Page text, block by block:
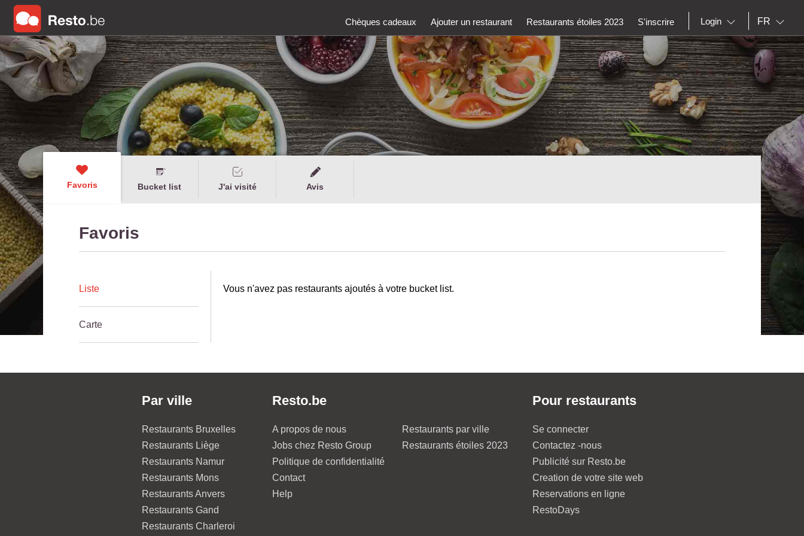
Chèques cadeaux Ajouter un restaurant Restaurants étoiles 2023 S'inscrire Login FR
Favoris Bucket list J'ai visité Avis
Favoris
Liste
Carte
Vous n'avez pas restaurants ajoutés à votre bucket list.
Par ville
Restaurants Bruxelles
Restaurants Liège
Restaurants Namur
Restaurants Mons
Restaurants Anvers
Restaurants Gand
Restaurants Charleroi
Resto.be
A propos de nous
Jobs chez Resto Group
Politique de confidentialité
Contact
Help
Restaurants par ville
Restaurants étoiles 2023
Pour restaurants
Se connecter
Contactez -nous
Publicité sur Resto.be
Creation de votre site web
Reservations en ligne
RestoDays